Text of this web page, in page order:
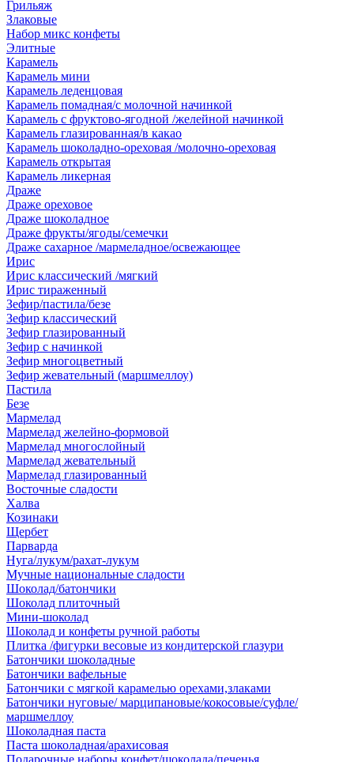
Грильяж
Злаковые
Набор микс конфеты
Элитные
Карамель
Карамель мини
Карамель леденцовая
Карамель помадная/с молочной начинкой
Карамель с фруктово-ягодной /желейной начинкой
Карамель глазированная/в какао
Карамель шоколадно-ореховая /молочно-ореховая
Карамель открытая
Карамель ликерная
Драже
Драже ореховое
Драже шоколадное
Драже фрукты/ягоды/семечки
Драже сахарное /мармеладное/освежающее
Ирис
Ирис классический /мягкий
Ирис тираженный
Зефир/пастила/безе
Зефир классический
Зефир глазированный
Зефир с начинкой
Зефир многоцветный
Зефир жевательный (маршмеллоу)
Пастила
Безе
Мармелад
Мармелад желейно-формовой
Мармелад многослойный
Мармелад жевательный
Мармелад глазированный
Восточные сладости
Халва
Козинаки
Щербет
Парварда
Нуга/лукум/рахат-лукум
Мучные национальные сладости
Шоколад/батончики
Шоколад плиточный
Мини-шоколад
Шоколад и конфеты ручной работы
Плитка /фигурки весовые из кондитерской глазури
Батончики шоколадные
Батончики вафельные
Батончики с мягкой карамелью орехами,злаками
Батончики нуговые/ марципановые/кокосовые/суфле/
маршмеллоу
Шоколадная паста
Паста шоколадная/арахисовая
Подарочные наборы конфет/шоколада/печенья